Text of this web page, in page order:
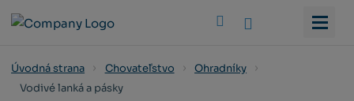
Úvodná strana Chovateľstvo
Ohradníky
Vodivé lanká a pásky